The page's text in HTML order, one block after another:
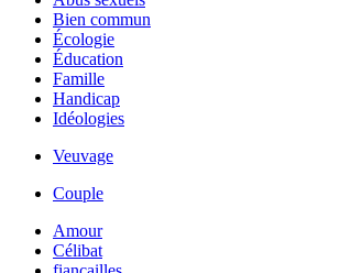
Bien commun
Écologie
Éducation
Famille
Handicap
Idéologies
Veuvage
Couple
Amour
Célibat